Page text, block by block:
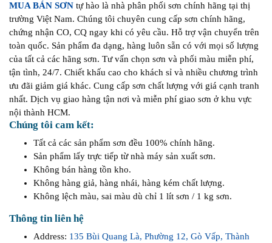
MUA BÁN SƠN tự hào là nhà phân phối sơn chính hãng tại thị
trường Việt Nam. Chúng tôi chuyên cung cấp sơn chính hãng,
chứng nhận CO, CQ ngay khi có yêu cầu. Hỗ trợ vận chuyển trên
toàn quốc. Sản phẩm đa dạng, hàng luôn sẵn có với mọi số lượng
của tất cả các hãng sơn. Tư vấn chọn sơn và phối màu miễn phí,
tận tình, 24/7. Chiết khấu cao cho khách sỉ và nhiều chương trình
ưu đãi giảm giá khác. Cung cấp sơn chất lượng với giá cạnh tranh
nhất. Dịch vụ giao hàng tận nơi và miễn phí giao sơn ở khu vực
nội thành HCM.
Chúng tôi cam kết:
Tất cả các sản phẩm sơn đều 100% chính hãng.
Sản phẩm lấy trực tiếp từ nhà máy sản xuất sơn.
Không bán hàng tồn kho.
Không hàng giả, hàng nhái, hàng kém chất lượng.
Không lệch màu, sai màu dù chỉ 1 lít sơn / 1 kg sơn.
Thông tin liên hệ
Address: 135 Bùi Quang Là, Phường 12, Gò Vấp, Thành